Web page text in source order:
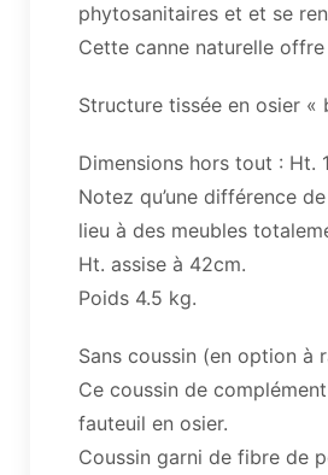
phytosanitaires et et se
Cette canne naturelle
Structure tissée en osier
Dimensions hors tout : Ht.
Notez qu’une différence
lieu à des meubles
Ht. assise à 42cm.
Poids 4.5 kg.
Sans coussin (en option à
Ce coussin de
fauteuil en osier.
Coussin garni de fibre de